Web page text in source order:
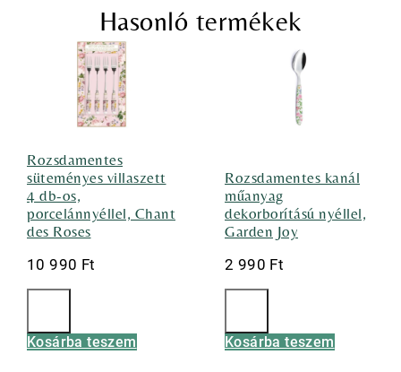
Hasonló termékek
Rozsdamentes
süteményes villaszett
4 db-os,
porcelánnyéllel, Chant
des Roses
10 990 Ft
Kosárba teszem
Rozsdamentes kanál
műanyag
dekorborítású nyéllel,
Garden Joy
2 990 Ft
Kosárba teszem